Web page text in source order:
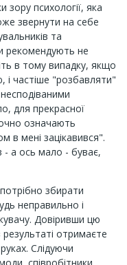
психології, яка
звернути на себе
та
рекомендують не
в тому випадку, якщо
і частіше "розбавляти"
для прекрасної
означають
в мені зацікавився".
- а ось мало - буває,
збирати
неправильно і
Довіривши цю
отримаєте
Слідуючи